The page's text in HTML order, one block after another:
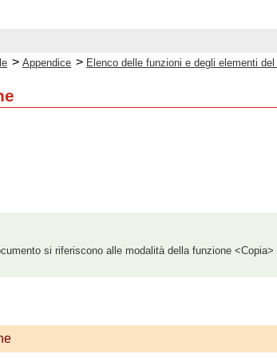
> Appendice > Elenco delle funzioni e degli elementi
si riferiscono alle modalità della funzione